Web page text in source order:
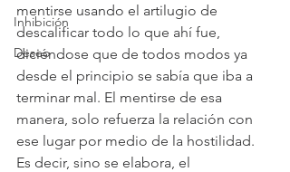
Inhibición
Deseo
mentirse usando el artilugio de
descalificar todo lo que ahí fue,
diciéndose que de todos modos ya
desde el principio se sabía que iba a
terminar mal. El mentirse de esa
manera, solo refuerza la relación con
ese lugar por medio de la hostilidad.
Es decir, sino se elabora, el